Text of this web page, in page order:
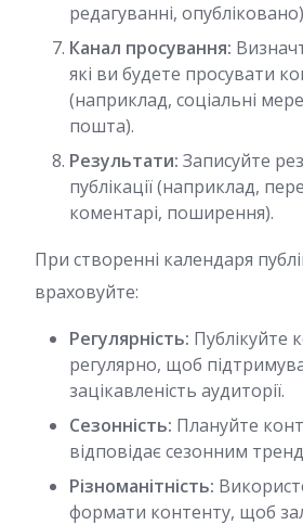
редагуванні,
Канал просування:
які ви будете просувати
(наприклад, соціальні
пошта).
Результати: Записуйте
публікації (наприклад,
коментарі, поширення).
При створенні календаря
враховуйте:
Регулярність: Публікуйте
регулярно, щоб
зацікавленість аудиторії.
Сезонність: Плануйте
відповідає сезонним
Різноманітність:
формати контенту, щоб